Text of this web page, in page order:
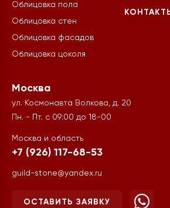
Облицовка пола
Облицовка стен
Облицовка фасадов
Облицовка цоколя
Москва
ул. Космонавта Волкова, д. 20
Пн. - Пт. с 09:00 до 18-00
Москва и область
+7 (926) 117-68-53
guild-stone@yandex.ru
ОСТАВИТЬ ЗАЯВКУ